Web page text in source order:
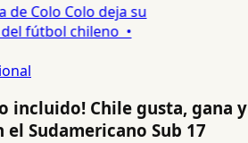
de Colo Colo deja su
fútbol chileno •
incluido! Chile gusta, gana y
Sudamericano Sub 17